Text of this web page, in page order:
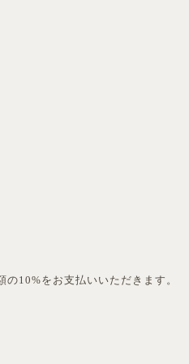
10%をお支払いいただきます。